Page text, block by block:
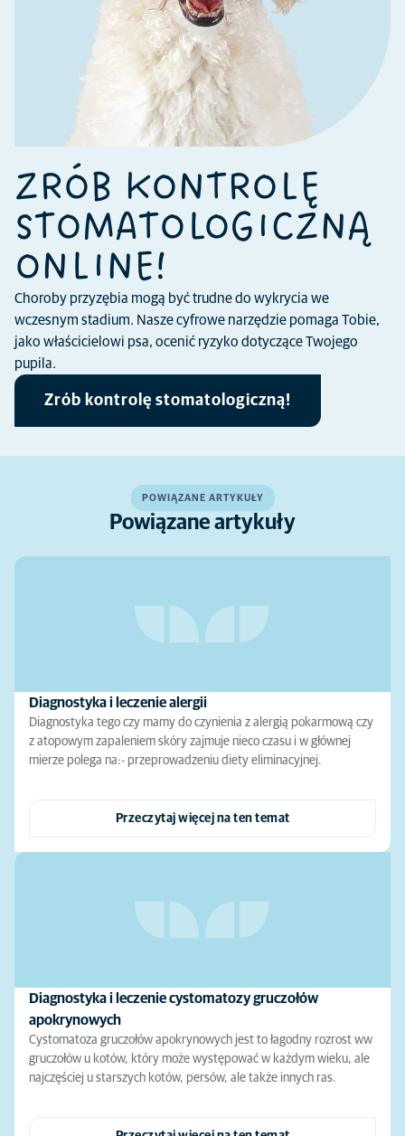
ZRÓB KONTROLĘ
STOMATOLOGICZNĄ
ONLINE!
Choroby przyzębia mogą być trudne do wykrycia we
wczesnym stadium. Nasze cyfrowe narzędzie pomaga Tobie,
jako właścicielowi psa, ocenić ryzyko dotyczące Twojego
pupila.
Zrób kontrolę stomatologiczną!
POWIĄZANE ARTYKUŁY
Powiązane artykuły
Diagnostyka i leczenie alergii
Diagnostyka tego czy mamy do czynienia z alergią pokarmową czy
z atopowym zapaleniem skóry zajmuje nieco czasu i w głównej
mierze polega na:- przeprowadzeniu diety eliminacyjnej.
Przeczytaj więcej na ten temat
Diagnostyka i leczenie cystomatozy gruczołów
apokrynowych
Cystomatoza gruczołów apokrynowych jest to łagodny rozrost ww
gruczołów u kotów, który może występować w każdym wieku, ale
najczęściej u starszych kotów, persów, ale także innych ras.